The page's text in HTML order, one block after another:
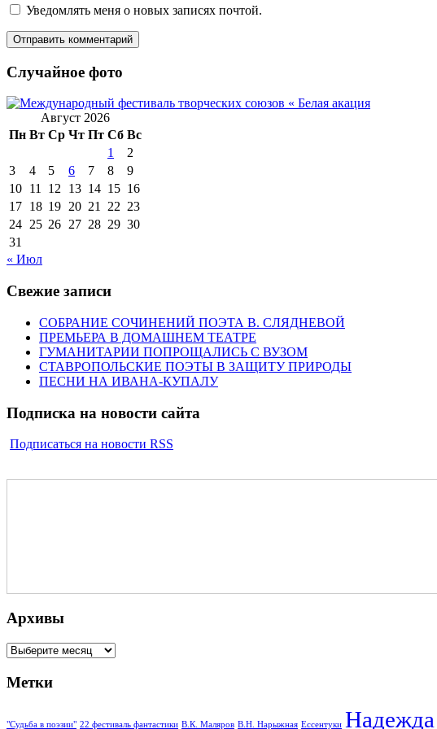
Уведомлять меня о новых записях почтой.
Случайное фото
Август 2026
Пн Вт Ср Чт Пт Сб Вс
1
2
3
4 5 6 7 8
9
10 11 12 13 14 15 16
17 18 19 20 21 22 23
24 25 26 27 28 29 30
31
« Июл
Свежие записи
СОБРАНИЕ СОЧИНЕНИЙ ПОЭТА В. СЛЯДНЕВОЙ
ПРЕМЬЕРА В ДОМАШНЕМ ТЕАТРЕ
ГУМАНИТАРИИ ПОПРОЩАЛИСЬ С ВУЗОМ
СТАВРОПОЛЬСКИЕ ПОЭТЫ В ЗАЩИТУ ПРИРОДЫ
ПЕСНИ НА ИВАНА-КУПАЛУ
Подписка на новости сайта
Подписаться на новости RSS
Архивы
Архивы
Метки
"Судьба в поэзии" 22 фестиваль фантастики В.К. Маляров В.Н. Нарыжная Ессентуки Надежда